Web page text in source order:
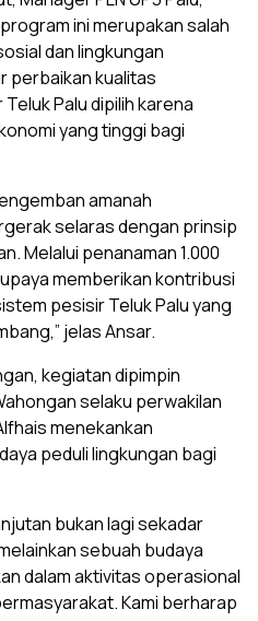
ini merupakan salah
dan lingkungan
perbaikan kualitas
Palu dipilih karena
yang tinggi bagi
amanah
selaras dengan prinsip
Melalui penanaman 1.000
memberikan kontribusi
pesisir Teluk Palu yang
jelas Ansar.
kegiatan dipimpin
selaku perwakilan
menekankan
peduli lingkungan bagi
bukan lagi sekadar
sebuah budaya
dalam aktivitas operasional
Kami berharap